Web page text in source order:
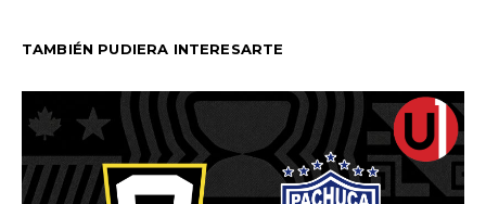
TAMBIÉN PUDIERA INTERESARTE